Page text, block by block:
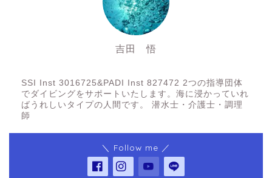
吉田 悟
SSI Inst 3016725&PADI Inst 827472 2つの指導団体
でダイビングをサポートいたします。海に浸かっていれ
ばうれしいタイプの人間です。 潜水士・介護士・調理
師
＼ Follow me ／